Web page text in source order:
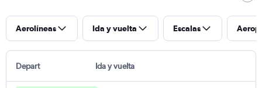
Aerolíneas Ida y vuelta Escalas
Depart Ida y vuelta